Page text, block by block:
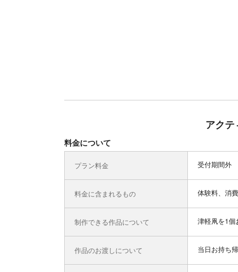
アク
料金について
プラン料金 受付期間外
料金に含まれるもの 体験料、消
制作できる作品について 津軽凧を1個
作品のお渡しについて 当日お持ち